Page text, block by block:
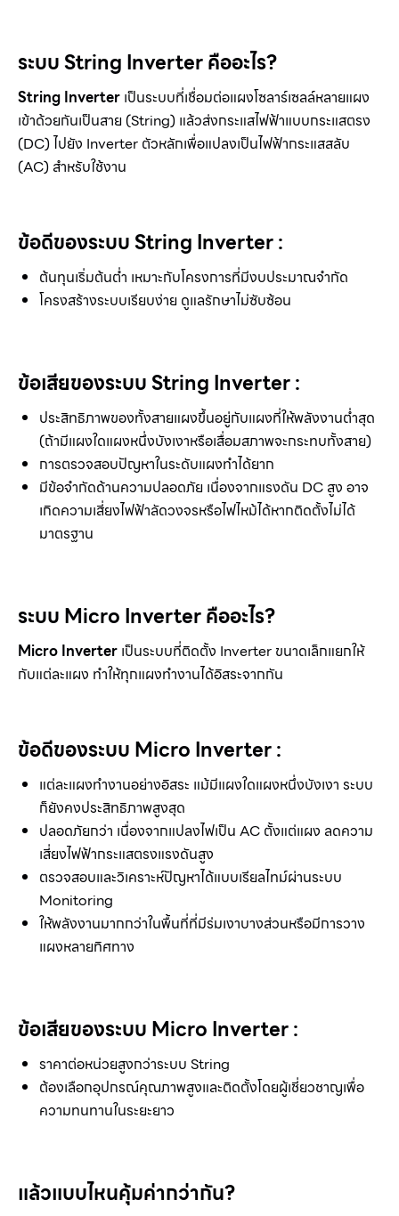
ระบบ String Inverterคืออะไร?
String Inverter เป็นระบบที่เชื่อมต่อแผงโซลาร์เซลล์หลายแผง
เข้าด้วยกันเป็นสาย (String) แล้วส่งกระแสไฟฟ้าแบบกระแสตรง
(DC) ไปยัง Inverter ตัวหลักเพื่อแปลงเป็นไฟฟ้ากระแสสลับ
(AC) สำหรับใช้งาน
ข้อดีของระบบ String Inverter :
ต้นทุนเริ่มต้นต่ำ เหมาะกับโครงการที่มีงบประมาณจำกัด
โครงสร้างระบบเรียบง่าย ดูแลรักษาไม่ซับซ้อน
ข้อเสียของระบบ String Inverter :
ประสิทธิภาพของทั้งสายแผงขึ้นอยู่กับแผงที่ให้พลังงานต่ำสุด
(ถ้ามีแผงใดแผงหนึ่งบังเงาหรือเสื่อมสภาพจะกระทบทั้งสาย)
การตรวจสอบปัญหาในระดับแผงทำได้ยาก
มีข้อจำกัดด้านความปลอดภัย เนื่องจากแรงดัน DC สูง อาจ
เกิดความเสี่ยงไฟฟ้าลัดวงจรหรือไฟไหม้ได้หากติดตั้งไม่ได้
มาตรฐาน
ระบบ Micro Inverterคืออะไร?
Micro Inverter เป็นระบบที่ติดตั้ง Inverter ขนาดเล็กแยกให้
กับแต่ละแผง ทำให้ทุกแผงทำงานได้อิสระจากกัน
ข้อดีของระบบ Micro Inverter :
แต่ละแผงทำงานอย่างอิสระ แม้มีแผงใดแผงหนึ่งบังเงา ระบบ
ก็ยังคงประสิทธิภาพสูงสุด
ปลอดภัยกว่า เนื่องจากแปลงไฟเป็น AC ตั้งแต่แผง ลดความ
เสี่ยงไฟฟ้ากระแสตรงแรงดันสูง
ตรวจสอบและวิเคราะห์ปัญหาได้แบบเรียลไทม์ผ่านระบบ
Monitoring
ให้พลังงานมากกว่าในพื้นที่ที่มีร่มเงาบางส่วนหรือมีการวาง
แผงหลายทิศทาง
ข้อเสียของระบบ Micro Inverter :
ราคาต่อหน่วยสูงกว่าระบบ String
ต้องเลือกอุปกรณ์คุณภาพสูงและติดตั้งโดยผู้เชี่ยวชาญเพื่อ
ความทนทานในระยะยาว
แล้วแบบไหนคุ้มค่ากว่ากัน?